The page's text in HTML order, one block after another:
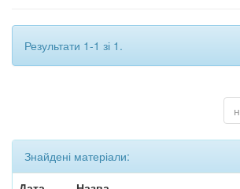
Результати 1-1 зі 1.
Знайдені матеріали: